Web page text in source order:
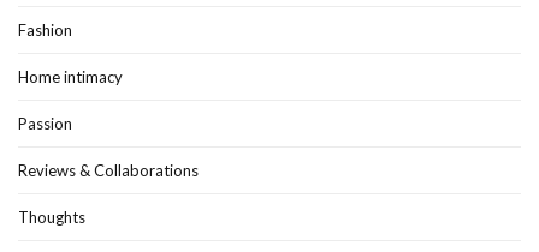
Fashion
Home intimacy
Passion
Reviews & Collaborations
Thoughts